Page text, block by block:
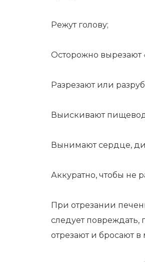
Режут голову;
Осторожно вырезают
Разрезают или
Выискивают
Вынимают сердце,
Аккуратно, чтобы не
При отрезании
следует повреждать,
отрезают и бросают в